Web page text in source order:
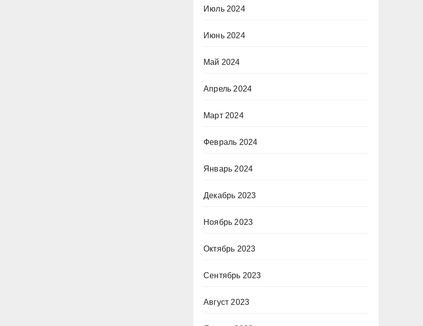
Июль 2024
Июнь 2024
Май 2024
Апрель 2024
Март 2024
Февраль 2024
Январь 2024
Декабрь 2023
Ноябрь 2023
Октябрь 2023
Сентябрь 2023
Август 2023